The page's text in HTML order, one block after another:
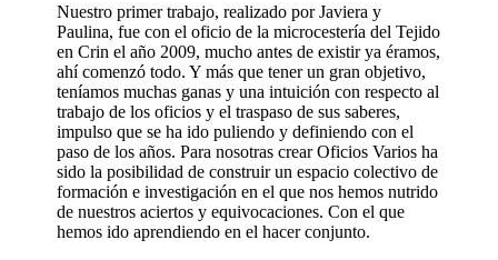
Nuestro primer trabajo, realizado por Javiera y
Paulina, fue con el oficio de la microcestería del Tejido
en Crin el año 2009, mucho antes de existir ya éramos,
ahí comenzó todo. Y más que tener un gran objetivo,
teníamos muchas ganas y una intuición con respecto al
trabajo de los oficios y el traspaso de sus saberes,
impulso que se ha ido puliendo y definiendo con el
paso de los años. Para nosotras crear Oficios Varios ha
sido la posibilidad de construir un espacio colectivo de
formación e investigación en el que nos hemos nutrido
de nuestros aciertos y equivocaciones. Con el que
hemos ido aprendiendo en el hacer conjunto.